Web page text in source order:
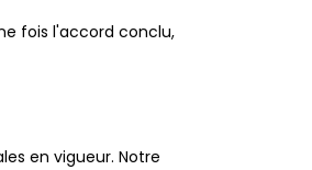
fois l'accord conclu,
en vigueur. Notre